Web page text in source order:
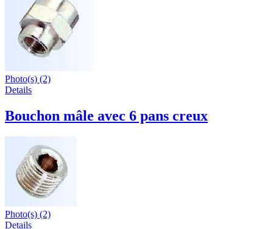
Photo(s) (2)
Details
Bouchon mâle avec 6 pans creux
Photo(s) (2)
Details